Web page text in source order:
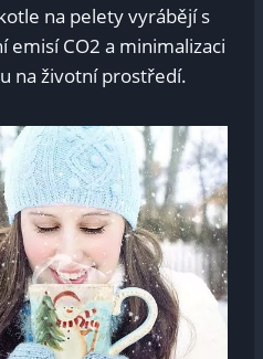
na pelety vyrábějí s
emisí CO2 a minimalizaci
na životní prostředí.